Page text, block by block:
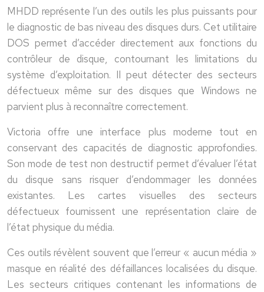
MHDD représente l’un des outils les plus puissants pour
le diagnostic de bas niveau des disques durs. Cet utilitaire
DOS permet d’accéder directement aux fonctions du
contrôleur de disque, contournant les limitations du
système d’exploitation. Il peut détecter des secteurs
défectueux même sur des disques que Windows ne
parvient plus à reconnaître correctement.
Victoria offre une interface plus moderne tout en
conservant des capacités de diagnostic approfondies.
Son mode de test non destructif permet d’évaluer l’état
du disque sans risquer d’endommager les données
existantes. Les cartes visuelles des secteurs
défectueux fournissent une représentation claire de
l’état physique du média.
Ces outils révèlent souvent que l’erreur « aucun média »
masque en réalité des défaillances localisées du disque.
Les secteurs critiques contenant les informations de